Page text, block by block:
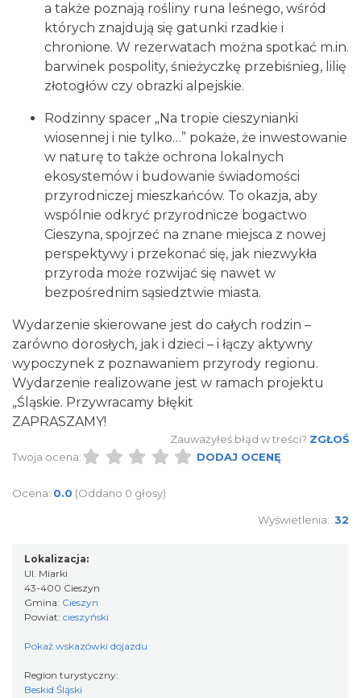
Cieszyn
2026-08-30
0.51 km
2026-08-14
0.55 km
Cieszyn
2026-08-21
0.55 km
0.55 km
a także poznają rośliny runa leśnego, wśród
których znajdują się gatunki rzadkie i
chronione. W rezerwatach można spotkać m.in.
barwinek pospolity, śnieżyczkę przebiśnieg, lilię
złotogłów czy obrazki alpejskie.
Rodzinny spacer „Na tropie cieszynianki
wiosennej i nie tylko…” pokaże, że inwestowanie
w naturę to także ochrona lokalnych
ekosystemów i budowanie świadomości
przyrodniczej mieszkańców. To okazja, aby
wspólnie odkryć przyrodnicze bogactwo
Cieszyna, spojrzeć na znane miejsca z nowej
perspektywy i przekonać się, jak niezwykła
przyroda może rozwijać się nawet w
bezpośrednim sąsiedztwie miasta.
Wydarzenie skierowane jest do całych rodzin –
zarówno dorosłych, jak i dzieci – i łączy aktywny
wypoczynek z poznawaniem przyrody regionu.
Wydarzenie realizowane jest w ramach projektu
„Śląskie. Przywracamy błękit
ZAPRASZAMY!
Zauważyłeś błąd w treści? ZGŁOŚ
Twoja ocena:
DODAJ OCENĘ
Ocena: 0.0 (Oddano 0 głosy)
Wyświetlenia: 32
Lokalizacja:
Ul. Miarki
43-400 Cieszyn
Gmina: Cieszyn
Powiat: cieszyński
Pokaż wskazówki dojazdu
Region turystyczny:
Beskid Śląski